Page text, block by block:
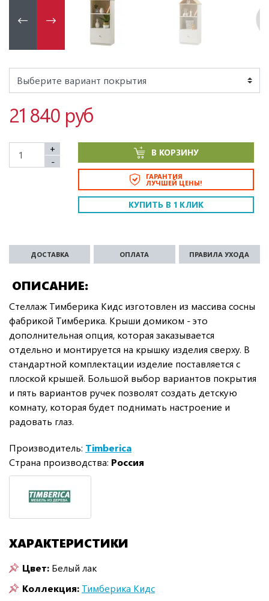
21 840 руб
+
-
В КОРЗИНУ
ГАРАНТИЯ
ЛУЧШЕЙ ЦЕНЫ!
КУПИТЬ В 1 КЛИК
ОПИСАНИЕ
ДОСТАВКА ОПЛАТА ПРАВИЛА УХОДА
Стеллаж Тимберика Кидс изготовлен из массива сосны
фабрикой Тимберика. Крыши домиком - это
дополнительная опция, которая заказывается
отдельно и монтируется на крышку изделия сверху. В
стандартной комплектации изделие поставляется с
плоской крышей. Большой выбор вариантов покрытия
и пять вариантов ручек позволят создать детскую
комнату, которая будет поднимать настроение и
радовать глаз.
Производитель: Timberica
Страна производства: Россия
ХАРАКТЕРИСТИКИ
Цвет: Белый лак
Коллекция: Тимберика Кидс